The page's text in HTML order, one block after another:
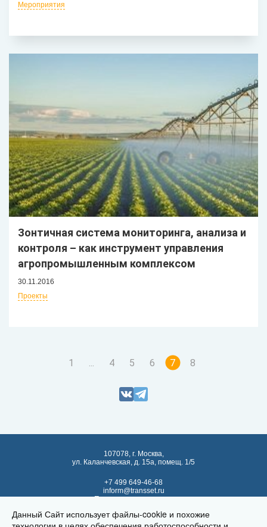
Мероприятия
Зонтичная система мониторинга, анализа и
контроля – как инструмент управления
агропромышленным комплексом
30.11.2016
Проекты
1 ... 4 5 6 7 8
107078, г. Москва,
ул. Каланчевская, д. 15а, помещ. 1/5
+7 499 649-46-68
inform@transset.ru
Политика в отношении
Политика использования
cookies и похожих технологий
Данный Сайт использует файлы-cookie и похожие